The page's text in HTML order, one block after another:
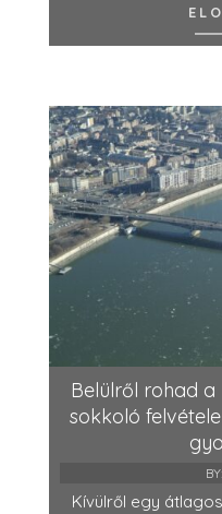
Belülről rohad a
sokkoló
BY:
Kívülről egy